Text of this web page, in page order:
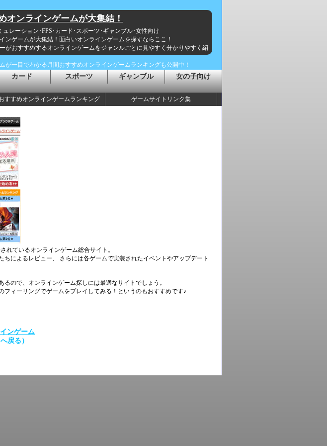
オンラインゲームが大集結！
レーション･FPS･カード･スポーツ･ギャンブル･女性向け
ンゲームが大集結！面白いオンラインゲームを探すならここ！
がおすすめするオンラインゲームをジャンルごとに見やすく分かりやすく紹
が一目でわかる月間おすすめオンラインゲームランキングも公開中！
カード スポーツ ギャンブル 女の子向け
すすめオンラインゲームランキング
ゲームサイトリンク集
れているオンラインゲーム総合サイト。
によるレビュー、 さらには各ゲームで実装されたイベントやアップデート
ので、オンラインゲーム探しには最適なサイトでしょう。
ィーリングでゲームをプレイしてみる！というのもおすすめです♪
ンゲーム
戻る）